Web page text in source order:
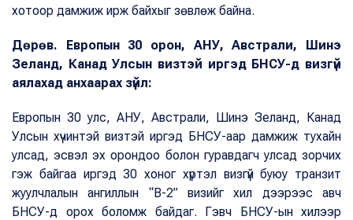
хотоор дамжиж ирж байхыг зөвлөж байна.
Дөрөв. Европын 30 орон, АНУ, Австрали, Шинэ
Зеланд, Канад Улсын визтэй иргэд БНСУ-д визгүй
аялахад анхаарах зүйл:
Европын 30 улс, АНУ, Австрали, Шинэ Зеланд, Канад
Улсын хүчинтэй визтэй иргэд БНСУ-аар дамжиж тухайн
улсад, эсвэл эх орондоо болон гуравдагч улсад зорчих
гэж байгаа иргэд 30 хоног хүртэл визгүй буюу транзит
жуулчлалын ангиллын “В-2” визийг хил дээрээс авч
БНСУ-д орох боломж байдаг. Гэвч БНСУ-ын хилээр